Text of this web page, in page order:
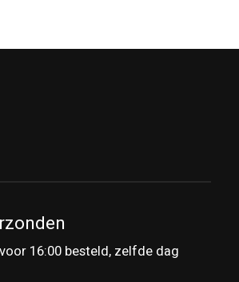
16:00 besteld, zelfde dag